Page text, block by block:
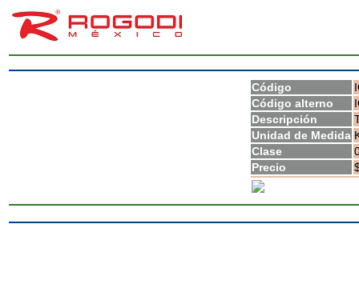
Código
Código alterno
Descripción
Unidad de Medida
Clase
Precio